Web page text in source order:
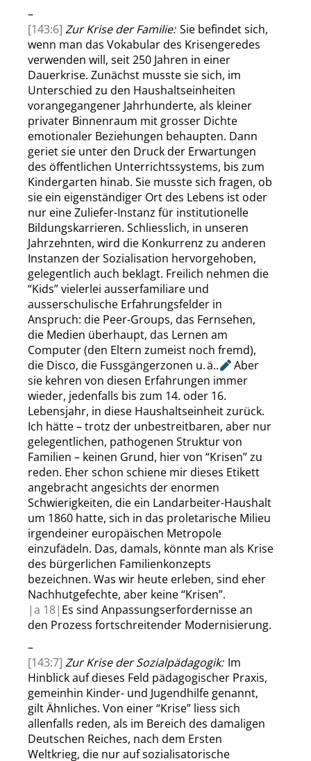
–
[143:6] Zur Krise der Familie: Sie befindet sich,
wenn man das Vokabular des Krisengeredes
verwenden will, seit 250 Jahren in einer
Dauerkrise. Zunächst musstesie sich, im
Unterschied zu den Haushaltseinheiten
vorangegangener Jahrhunderte, als kleiner
privater Binnenraum mit grosser Dichte
emotionaler Beziehungen behaupten. Dann
geriet sie unter den Druck der Erwartungen
des öffentlichen Unterrichtssystems, bis zum
Kindergarten hinab. Sie musstesich fragen, ob
sie ein eigenständiger Ort des Lebens ist oder
nur eine Zuliefer-Instanz für institutionelle
Bildungskarrieren. Schliesslich, in unseren
Jahrzehnten, wird die Konkurrenz zu anderen
Instanzen der Sozialisation hervorgehoben,
gelegentlich auch beklagt. Freilich nehmen die
“Kids”vielerlei ausserfamiliare und
ausserschulische Erfahrungsfelder in
Anspruch: die Peer-Groups, das Fernsehen,
die Medien überhaupt, das Lernen am
Computer (den Eltern zumeist noch fremd),
die Disco, die Fussgängerzonen u. ä..
Aber
sie kehren von diesen Erfahrungen immer
wieder, jedenfalls bis zum 14. oder 16.
Lebensjahr, in diese Haushaltseinheit zurück.
Ich hätte – trotz der unbestreitbaren, aber nur
gelegentlichen, pathogenen Struktur von
Familien – keinen Grund, hier von “Krisen”zu
reden. Eher schon schiene mir dieses Etikett
angebracht angesichts der enormen
Schwierigkeiten, die ein Landarbeiter-Haushalt
um 1860 hatte, sich in das proletarische Milieu
irgendeiner europäischen Metropole
einzufädeln. Das, damals, könnte man als Krise
des bürgerlichen Familienkonzepts
bezeichnen. Was wir heute erleben, sind eher
Nachhutgefechte, aber keine“Krisen”.
|a 18| Es sind Anpassungserfordernisse an
den Prozess fortschreitender Modernisierung.
–
[143:7] Zur Krise der Sozialpädagogik: Im
Hinblick auf dieses Feld pädagogischer Praxis,
gemeinhin Kinder- und Jugendhilfe genannt,
gilt Ähnliches. Von einer“Krise” liess sich
allenfalls reden, als im Bereich des damaligen
Deutschen Reiches, nach dem Ersten
Weltkrieg, die nur auf sozialisatorische